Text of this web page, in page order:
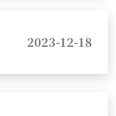
2023-12-18